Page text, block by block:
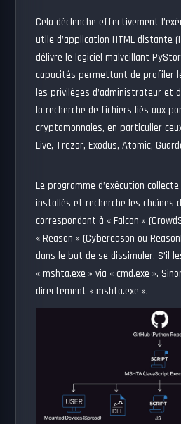
Cela déclenche effectivement
utile d’application HTML distante
délivre le logiciel malveillant
capacités permettant de profiler
les privilèges d’administrateur et
la recherche de fichiers liés aux
cryptomonnaies, en particulier
Live, Trezor, Exodus, Atomic,
Le programme d’exécution
installés et recherche les chaînes
correspondant à « Falcon »
« Reason » (Cybereason ou
dans le but de se dissimuler. S’il
« mshta.exe » via « cmd.exe ».
directement « mshta.exe ».